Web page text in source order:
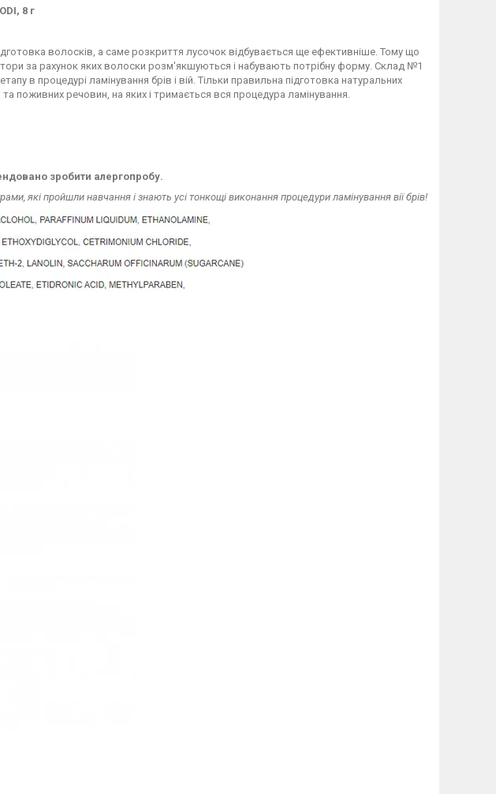
8 г
волосків, а саме розкриття лусочок відбувається ще ефективніше. Тому що
за рахунок яких волоски розм'якшуються і набувають потрібну форму. Склад №1
в процедурі ламінування брів і вій. Тільки правильна підготовка натуральних
поживних речовин, на яких і тримається вся процедура ламінування.
зробити алергопробу.
які пройшли навчання і знають усі тонкощі виконання процедури ламінування вії брів!